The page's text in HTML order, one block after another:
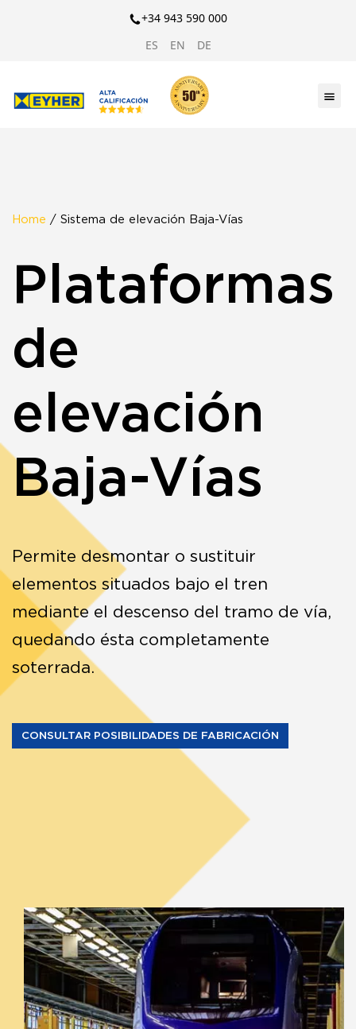
+34 943 590 000
ES
EN DE
Home / Sistema de elevación Baja-Vías
Plataformas
de
elevación
Baja-Vías
Permite desmontar o sustituir
elementos situados bajo el tren
mediante el descenso del tramo de vía,
quedando ésta completamente
soterrada.
CONSULTAR POSIBILIDADES DE FABRICACIÓN